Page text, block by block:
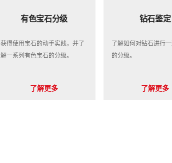
有色宝石分级
获得使用宝石的动手实践，并了
解一系列有色宝石的分级。
了解更多
钻石鉴定
了解如何对钻石进行
的分级。
了解更多